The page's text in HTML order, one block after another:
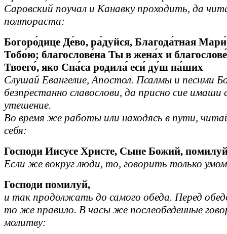
Саровский поучал и Канавку проходить, да
полтораста:
Богоро́дице Де́во, ра́дуйся, Благода́тная
Тобо́ю; благослове́на Ты в жена́х и
Твоего́, яко Спа́са родила́ еси́ ду́ш на́ших
Слушай Евангелие, Апостол. Псалмы и песнми
безпрестанно славослови, да присно сие имаши
утешение.
Во время же работы или находясь в пути,
себя:
Господи Иисусе Христе, Сыне Божий,
Если же вокруг люди, то, говорить только
Господи помилуй,
и так продолжать до самого обеда. Перед
то же правило. В часы же послеобеденные
молитву: